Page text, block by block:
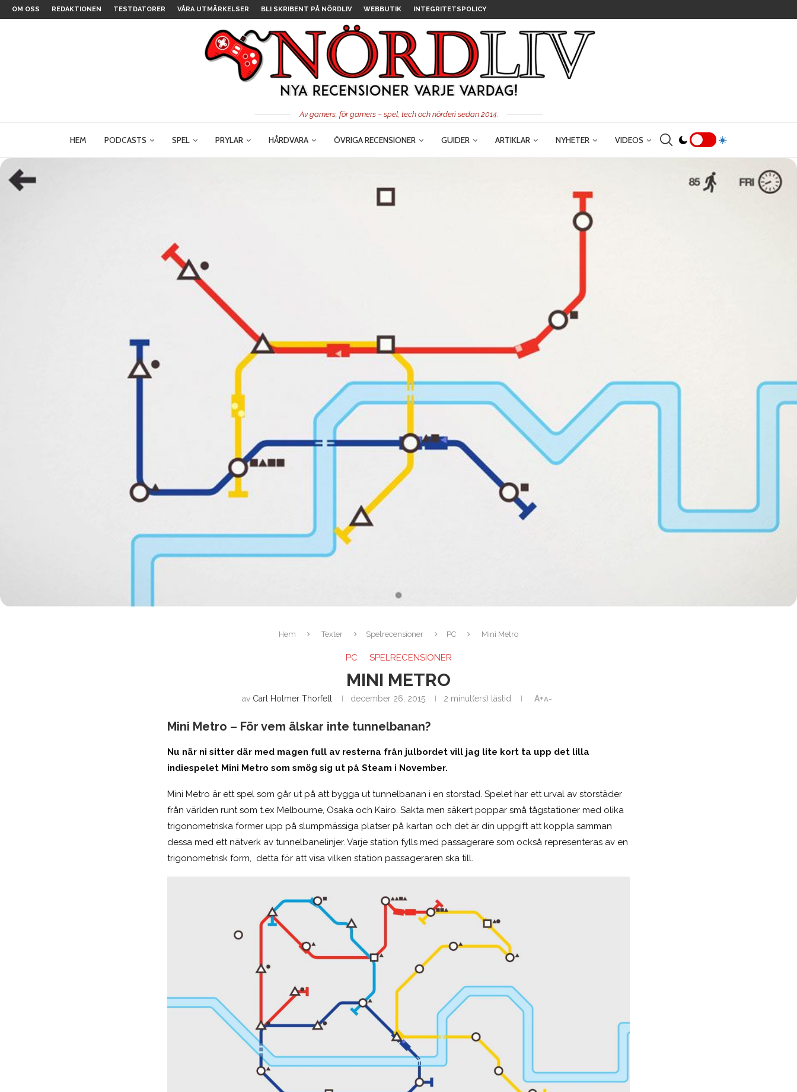
OM OSS REDAKTIONEN TESTDATORER VÅRA UTMÄRKELSER BLI SKRIBENT PÅ NÖRDLIV WEBBUTIK INTEGRITETSPOLICY
Av gamers, för gamers – spel, tech och nörderi sedan 2014.
HEM PODCASTS SPEL PRYLAR HÅRDVARA ÖVRIGA RECENSIONER GUIDER ARTIKLAR NYHETER VIDEOS
Hem Texter Spelrecensioner PC Mini Metro
PC SPELRECENSIONER
MINI METRO
av Carl Holmer Thorfelt december 26, 2015 2 minut(ers) lästid A+A-
Mini Metro – För vem älskar inte tunnelbanan?
Nu när ni sitter där med magen full av resterna från julbordet vill jag lite kort ta upp det lilla
indiespelet Mini Metro som smög sig ut på Steam i November.
Mini Metro är ett spel som går ut på att bygga ut tunnelbanan i en storstad. Spelet har ett urval av storstäder
från världen runt som t.ex Melbourne, Osaka och Kairo. Sakta men säkert poppar små tågstationer med olika
trigonometriska former upp på slumpmässiga platser på kartan och det är din uppgift att koppla samman
dessa med ett nätverk av tunnelbanelinjer. Varje station fylls med passagerare som också representeras av en
trigonometrisk form, detta för att visa vilken station passageraren ska till.